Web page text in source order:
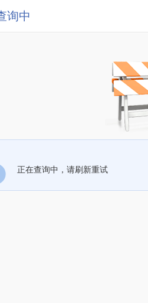
询中
正在查询中，请刷新重试